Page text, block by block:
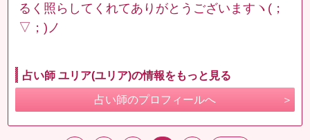
るく照らしてくれてありがとうございますヽ(；
▽；)ノ
占い師 ユリア(ユリア)の情報をもっと見る
占い師のプロフィールへ